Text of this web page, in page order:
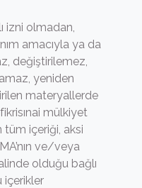
izni olmadan,
amacıyla ya da
değiştirilemez,
yeniden
materyallerde
mülkiyet
tüm içeriği, aksi
ve/veya
olduğu bağlı
içerikler